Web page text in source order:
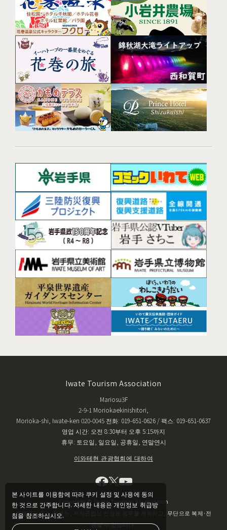
본 사이트를 이용함에 따라 쿠키 설정 및 사용에 동의
한 것으로 간주합니다. 자세한 내용은 개인정보 취급방
침을 참조하십시오.
Iwate Tourism Association
Mariosu3F
2-9-1 Moriokaekinishitori,
Morioka-shi, Iwate-ken 020-0045 전화: 019-651-0626 / 팩스: 019-651-0637
영업 시간: 오전 8:30부터 오후 5:15까지
휴무: 토요일, 일요일, 공휴일, 연말연시
이와테현 관광협회에 대하여
Copyright © Iwate Tourism Association
게재되고 있는 정보는, 저작권법상 인정된 경우를 제외하고, 무단으로 복제·전
용할 수 없습니다.